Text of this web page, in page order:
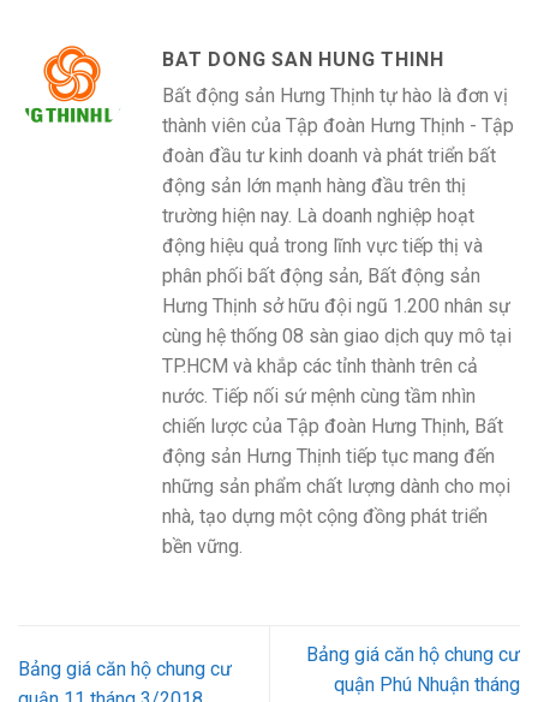
BAT DONG SAN HUNG THINH
Bất động sản Hưng Thịnh tự hào là đơn vị
thành viên của Tập đoàn Hưng Thịnh - Tập
đoàn đầu tư kinh doanh và phát triển bất
động sản lớn mạnh hàng đầu trên thị
trường hiện nay. Là doanh nghiệp hoạt
động hiệu quả trong lĩnh vực tiếp thị và
phân phối bất động sản, Bất động sản
Hưng Thịnh sở hữu đội ngũ 1.200 nhân sự
cùng hệ thống 08 sàn giao dịch quy mô tại
TP.HCM và khắp các tỉnh thành trên cả
nước. Tiếp nối sứ mệnh cùng tầm nhìn
chiến lược của Tập đoàn Hưng Thịnh, Bất
động sản Hưng Thịnh tiếp tục mang đến
những sản phẩm chất lượng dành cho mọi
nhà, tạo dựng một cộng đồng phát triển
bền vững.
Bảng giá căn hộ chung cư
Bảng giá căn hộ chung cư
quận Phú Nhuận tháng